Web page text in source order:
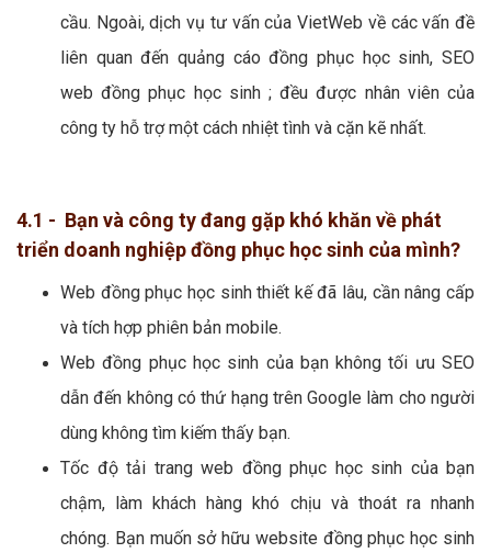
cầu. Ngoài, dịch vụ tư vấn của VietWeb về các vấn đề
liên quan đến quảng cáo đồng phục học sinh, SEO
web đồng phục học sinh ; đều được nhân viên của
công ty hỗ trợ một cách nhiệt tình và cặn kẽ nhất.
4.1 - Bạn và công ty đang gặp khó khăn về phát
triển doanh nghiệp đồng phục học sinh của mình?
Web đồng phục học sinh thiết kế đã lâu, cần nâng cấp
và tích hợp phiên bản mobile.
Web đồng phục học sinh của bạn không tối ưu SEO
dẫn đến không có thứ hạng trên Google làm cho người
dùng không tìm kiếm thấy bạn.
Tốc độ tải trang web đồng phục học sinh của bạn
chậm, làm khách hàng khó chịu và thoát ra nhanh
chóng. Bạn muốn sở hữu website đồng phục học sinh